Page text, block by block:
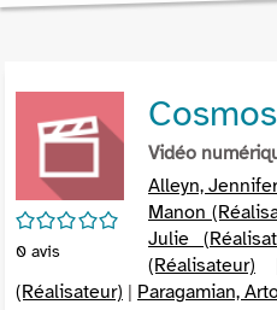
/5
0 avis
Cosmos
Vidéo
Alleyn,
Manon
Julie
(Réalisateur)
(Réalisateur) | Paragamian,